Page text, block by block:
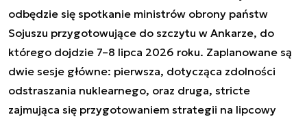
odbędzie się spotkanie ministrów obrony państw
Sojuszu przygotowujące do szczytu w Ankarze, do
którego dojdzie 7–8 lipca 2026 roku. Zaplanowane są
dwie sesje główne: pierwsza, dotycząca zdolności
odstraszania nuklearnego, oraz druga, stricte
zajmująca się przygotowaniem strategii na lipcowy